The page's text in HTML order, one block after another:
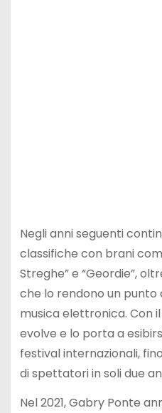
Negli anni seguenti
classifiche con brani
Streghe” e “Geordie”,
che lo rendono un
musica elettronica. Con
evolve e lo porta a
festival internazionali,
di spettatori in soli due
Nel 2021, Gabry Ponte